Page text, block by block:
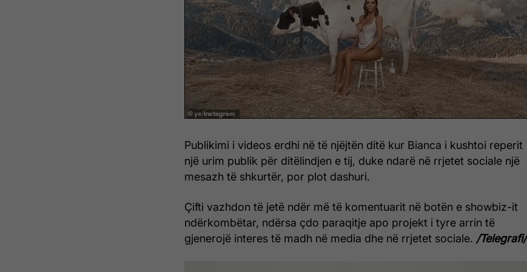
Publikimi i videos erdhi në të njëjtën ditë kur Bianca i kushtoi reperit
një urim publik për ditëlindjen e tij, duke ndarë në rrjetet sociale një
mesazh të shkurtër, por plot dashuri.
Çifti vazhdon të jetë ndër më të komentuarit në botën e showbiz-it
ndërkombëtar, ndërsa çdo paraqitje apo projekt i tyre arrin të
gjenerojë interes të madh në media dhe në rrjetet sociale. /Telegrafi/